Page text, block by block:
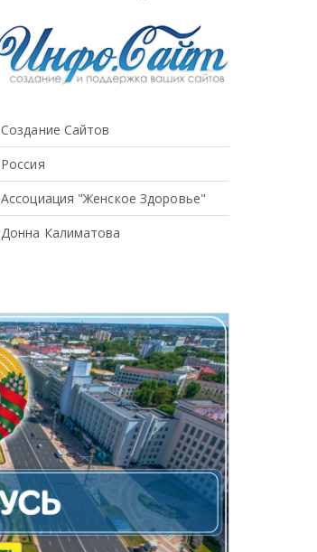
Создание Сайтов
Россия
Ассоциация "Женское Здоровье"
Донна Калиматова